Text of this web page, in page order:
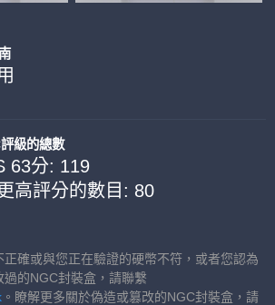
級的總數
63分: 119
高評分的數目: 80
確或與您正在驗證的硬幣不符，或者您認為
的NGC封裝盒，請聯繫
。瞭解更多關於偽造或篡改的NGC封裝盒，請